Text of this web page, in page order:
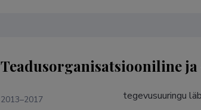
Teadusorganisatsiooniline
2013–2017 tegevusuuringu